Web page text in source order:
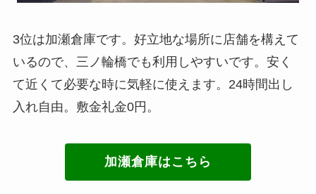
3位は加瀬倉庫です。好立地な場所に店舗を構えて
いるので、三ノ輪橋でも利用しやすいです。安く
て近くて必要な時に気軽に使えます。24時間出し
入れ自由。敷金礼金0円。
加瀬倉庫はこちら